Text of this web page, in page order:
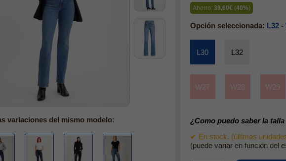
variaciones del mismo modelo:
Ahorro:39,60€ (40%)
Opción seleccionada: L32 -
L30 L32
W27 W28 W29
¿Como puedo saber la
✔ En stock. (últimas
(puede variar en función del